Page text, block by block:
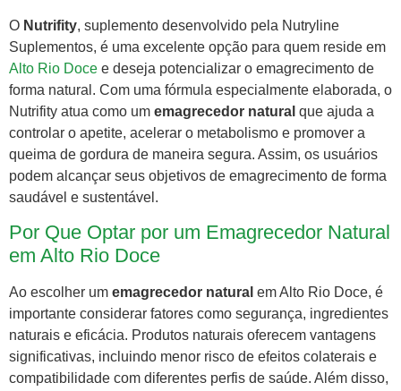
O Nutrifity, suplemento desenvolvido pela Nutryline
Suplementos, é uma excelente opção para quem reside em
Alto Rio Doce e deseja potencializar o emagrecimento de
forma natural. Com uma fórmula especialmente elaborada, o
Nutrifity atua como um emagrecedor natural que ajuda a
controlar o apetite, acelerar o metabolismo e promover a
queima de gordura de maneira segura. Assim, os usuários
podem alcançar seus objetivos de emagrecimento de forma
saudável e sustentável.
Por Que Optar por um Emagrecedor Natural
em Alto Rio Doce
Ao escolher um emagrecedor natural em Alto Rio Doce, é
importante considerar fatores como segurança, ingredientes
naturais e eficácia. Produtos naturais oferecem vantagens
significativas, incluindo menor risco de efeitos colaterais e
compatibilidade com diferentes perfis de saúde. Além disso,